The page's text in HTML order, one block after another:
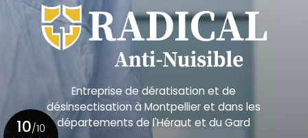
Entreprise de dératisation et de
désinsectisationà Montpellier et dans les
départements de l'Héraut et du Gard
10/10